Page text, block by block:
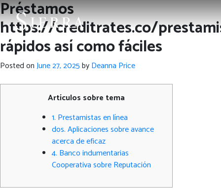
Préstamos
https://creditrates.co/
rápidos así­ como fáciles
Posted onJune 27, 2025byDeanna Price
Artículos sobre tema
1. Prestamistas en línea
dos. Aplicaciones sobre avance
acerca de eficaz
4. Banco indumentarias
Cooperativa sobre Reputación